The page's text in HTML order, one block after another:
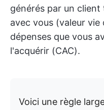
générés par un
avec vous (valeur vie
dépenses que vous
l'acquérir (CAC).
Voici une règle